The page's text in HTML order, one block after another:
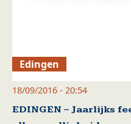
Edingen
18/09/2016 - 20:54
EDINGEN – Jaarlijks